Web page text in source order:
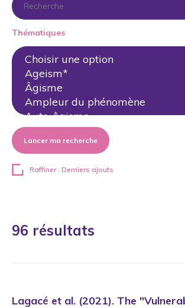
Thématiques
Lancer ma recherche
Raffiner : Derniers ajouts
96 résultats
Lagacé et al. (2021). The